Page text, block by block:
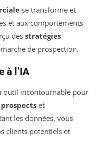
se transforme et
et aux comportements
des stratégies
de prospection.
à l’IA
outil incontournable pour
et
les données, vous
clients potentiels et